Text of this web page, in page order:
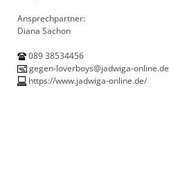
Ansprechpartner:
Diana Sachon
089 38534456
gegen-loverboys@jadwiga-online.de
https://www.jadwiga-online.de/